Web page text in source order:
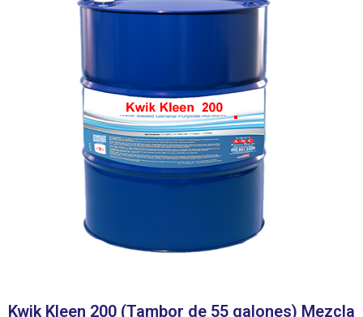
Kwik Kleen 200 (Tambor de 55 galones) Mezcla